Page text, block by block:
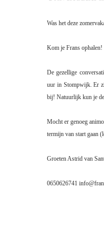
Was het deze
Kom je Frans ophalen!
De gezellige
uur in Stompwijk. Er
bij! Natuurlijk kun je
Mocht er genoeg
termijn van start gaan
Groeten Astrid van
0650626741